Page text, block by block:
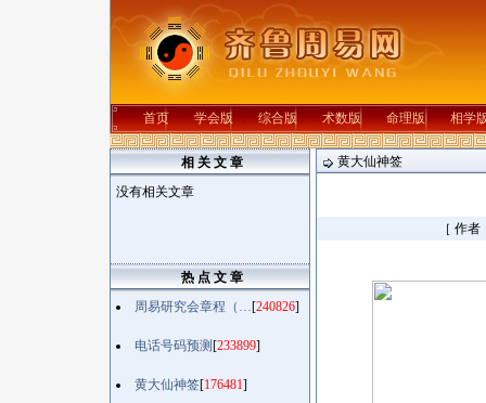
首页 学会版 综合版 术数版 命理版 相学
相 关 文 章
没有相关文章
热 点 文 章
周易研究会章程（…[240826]
电话号码预测 [233899]
黄大仙神签[176481]
黄大仙神签
［ 作